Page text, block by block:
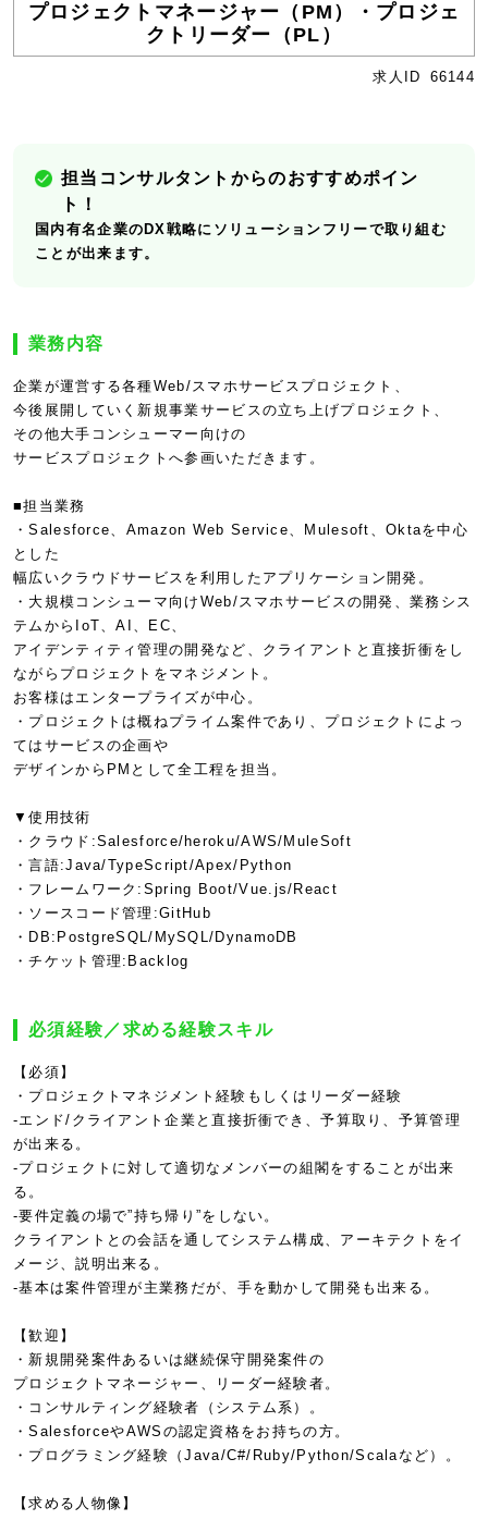
プロジェクトマネージャー（PM）・プロジェ
クトリーダー（PL）
求人ID 66144
担当コンサルタントからのおすすめポイン
ト！
国内有名企業のDX戦略にソリューションフリーで取り組む
ことが出来ます。
業務内容
企業が運営する各種Web/スマホサービスプロジェクト、
今後展開していく新規事業サービスの立ち上げプロジェクト、
その他大手コンシューマー向けの
サービスプロジェクトへ参画いただきます。
■担当業務
・Salesforce、Amazon Web Service、Mulesoft、Oktaを中心
とした
幅広いクラウドサービスを利用したアプリケーション開発。
・大規模コンシューマ向けWeb/スマホサービスの開発、業務シス
テムからIoT、AI、EC、
アイデンティティ管理の開発など、クライアントと直接折衝をし
ながらプロジェクトをマネジメント。
お客様はエンタープライズが中心。
・プロジェクトは概ねプライム案件であり、プロジェクトによっ
てはサービスの企画や
デザインからPMとして全工程を担当。
▼使用技術
・クラウド:Salesforce/heroku/AWS/MuleSoft
・言語:Java/TypeScript/Apex/Python
・フレームワーク:Spring Boot/Vue.js/React
・ソースコード管理:GitHub
・DB:PostgreSQL/MySQL/DynamoDB
・チケット管理:Backlog
必須経験／求める経験スキル
【必須】
・プロジェクトマネジメント経験もしくはリーダー経験
-エンド/クライアント企業と直接折衝でき、予算取り、予算管理
が出来る。
-プロジェクトに対して適切なメンバーの組閣をすることが出来
る。
-要件定義の場で”持ち帰り”をしない。
クライアントとの会話を通してシステム構成、アーキテクトをイ
メージ、説明出来る。
-基本は案件管理が主業務だが、手を動かして開発も出来る。
【歓迎】
・新規開発案件あるいは継続保守開発案件の
プロジェクトマネージャー、リーダー経験者。
・コンサルティング経験者（システム系）。
・SalesforceやAWSの認定資格をお持ちの方。
・プログラミング経験（Java/C#/Ruby/Python/Scalaなど）。
【求める人物像】